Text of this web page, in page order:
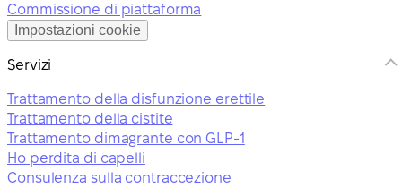
Commissione di piattaforma
Impostazioni cookie
Servizi
Trattamento della disfunzione erettile
Trattamento della cistite
Trattamento dimagrante con GLP-1
Ho perdita di capelli
Consulenza sulla contraccezione